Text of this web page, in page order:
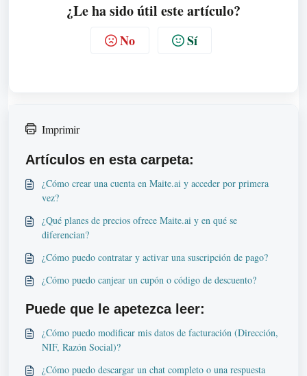
¿Le ha sido útil este artículo?
No Sí
Imprimir
Artículos en esta carpeta:
¿Cómo crear una cuenta en Maite.ai y acceder por primera
vez?
¿Qué planes de precios ofrece Maite.ai y en qué se
diferencian?
¿Cómo puedo contratar y activar una suscripción de pago?
¿Cómo puedo canjear un cupón o código de descuento?
Puede que le apetezca leer:
¿Cómo puedo modificar mis datos de facturación (Dirección,
NIF, Razón Social)?
¿Cómo puedo descargar un chat completo o una respuesta